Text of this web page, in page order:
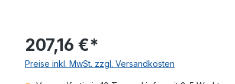
207,16 €*
Preise inkl. MwSt. zzgl. Versandkosten